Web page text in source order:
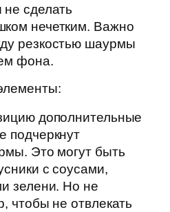
сделать
нечетким. Важно
резкостью шаурмы
фона.
дополнительные
подчеркнут
Это могут быть
с соусами,
зелени. Но не
чтобы не отвлекать